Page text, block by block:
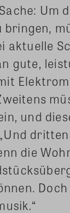
Um
aktuelle
gute,
und
die